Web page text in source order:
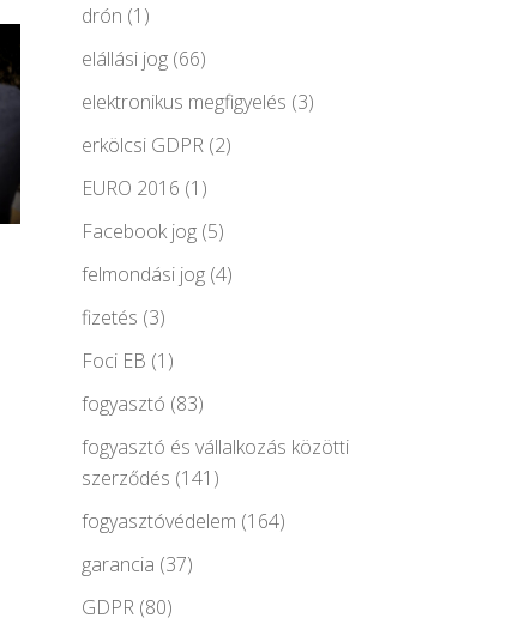
drón (1)
elállási jog(66)
elektronikus megfigyelés (3)
erkölcsi GDPR(2)
EURO 2016 (1)
Facebook jog(5)
felmondási jog(4)
fizetés (3)
Foci EB (1)
fogyasztó (83)
fogyasztó és vállalkozás közötti
szerződés (141)
fogyasztóvédelem (164)
garancia (37)
GDPR(80)